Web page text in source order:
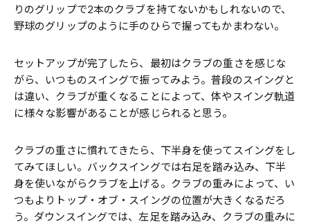
りのグリップで2本のクラブを持てないかもしれないので、
野球のグリップのように手のひらで握ってもかまわない。
セットアップが完了したら、最初はクラブの重さを感じな
がら、いつものスイングで振ってみよう。普段のスイングと
は違い、クラブが重くなることによって、体やスイング軌道
に様々な影響があることが感じられると思う。
クラブの重さに慣れてきたら、下半身を使ってスイングをし
てみてほしい。バックスイングでは右足を踏み込み、下半
身を使いながらクラブを上げる。クラブの重みによって、い
つもよりトップ・オブ・スイングの位置が大きくなるだろ
う。ダウンスイングでは、左足を踏み込み、クラブの重みに